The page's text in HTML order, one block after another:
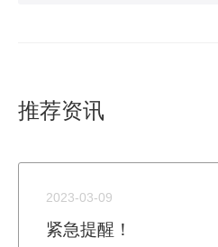
推荐资讯
2023-03-09
紧急提醒！